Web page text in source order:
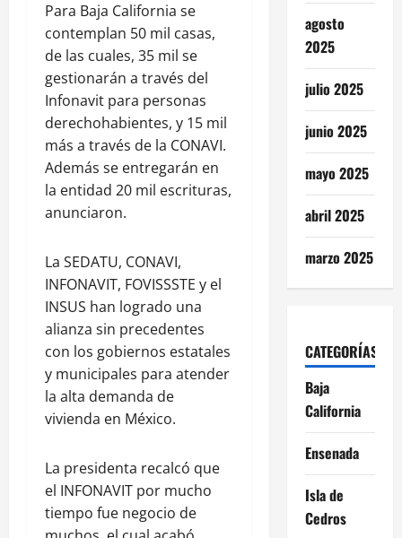
Para Baja California se
contemplan 50 mil casas,
de las cuales, 35 mil se
gestionarán a través del
Infonavit para personas
derechohabientes, y 15 mil
más a través de la CONAVI.
Además se entregarán en
la entidad 20 mil escrituras,
anunciaron.
La SEDATU, CONAVI,
INFONAVIT, FOVISSSTE y el
INSUS han logrado una
alianza sin precedentes
con los gobiernos estatales
y municipales para atender
la alta demanda de
vivienda en México.
La presidenta recalcó que
el INFONAVIT por mucho
tiempo fue negocio de
agosto
2025
julio 2025
junio 2025
mayo 2025
abril 2025
marzo 2025
CATEGORÍAS
Baja
California
Ensenada
Isla de
Cedros